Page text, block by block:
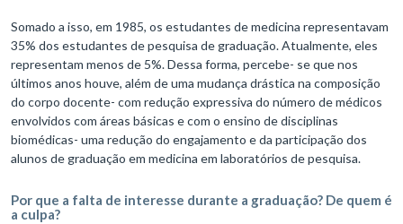
Somado a isso, em 1985, os estudantes de medicina representavam
35% dos estudantes de pesquisa de graduação. Atualmente, eles
representam menos de 5%. Dessa forma, percebe- se que nos
últimos anos houve, além de uma mudança drástica na composição
do corpo docente- com redução expressiva do número de médicos
envolvidos com áreas básicas e com o ensino de disciplinas
biomédicas- uma redução do engajamento e da participação dos
alunos de graduação em medicina em laboratórios de pesquisa.
Por que a falta de interesse durante a graduação? De quem é
a culpa?